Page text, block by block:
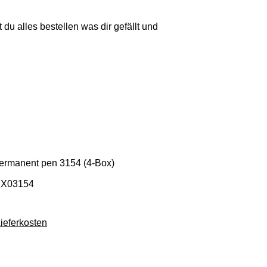
alles bestellen was dir gefällt und
pen 3154 (4-Box)